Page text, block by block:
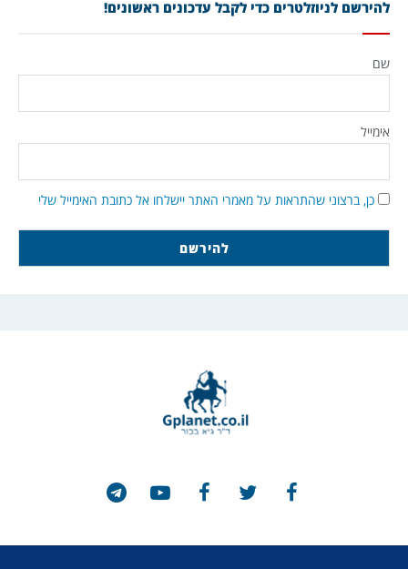
להירשם לניוזלטרים כדי לקבל עדכונים ראשונים!
שם
אימייל
כן, ברצוני שהתראות על מאמרי האתר יישלחו אל כתובת האימייל שלי